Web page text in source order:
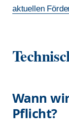
aktuellen
Wann
Pflicht?